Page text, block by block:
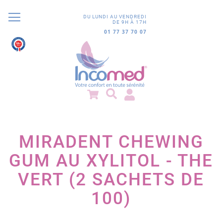
DU LUNDI AU VENDREDI
DE 9H À 17H
01 77 37 70 07
MIRADENT CHEWING
GUM AU XYLITOL - THE
VERT (2 SACHETS DE
100)
9.8/10
852 avis